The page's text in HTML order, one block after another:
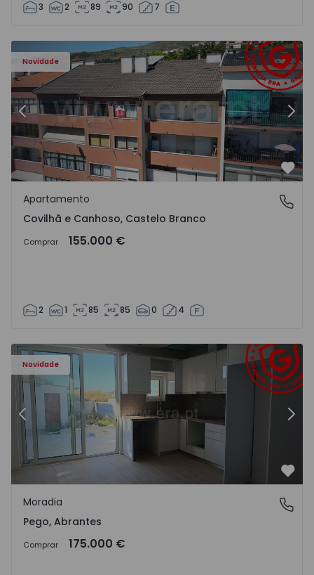
3 2 89 90 7
Novidade
- 18
Apartamento T2 Covilhã, Covilhã e Canhoso - 1497806 -
Anterior
Covilhã e Canhoso, Castelo Branco
Apartamento
Covilhã e Canhoso, Castelo Branco
Comprar 155.000 €
2 1 85 85 0 4
Novidade
Moradia T2 Abrantes, Pego - 1575171 - 9
Anterior
Pego, Abrantes
Moradia
Pego, Abrantes
Comprar 175.000 €